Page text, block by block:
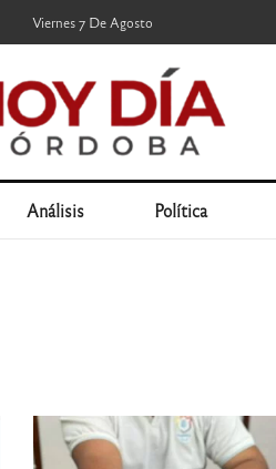
Viernes 7 De Agosto
Análisis Política